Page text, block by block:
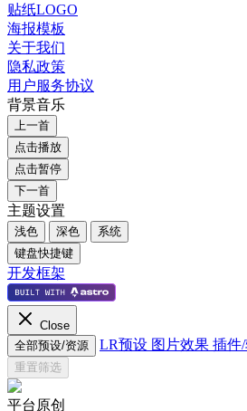
贴纸LOGO
海报模板
关于我们
隐私政策
用户服务协议
背景音乐
上一首
点击播放
点击暂停
下一首
主题设置
浅色 深色
系统
键盘快捷键
开发框架
Close
全部预设/资源
LR预设 图片效果 插件
重置筛选
平台原创